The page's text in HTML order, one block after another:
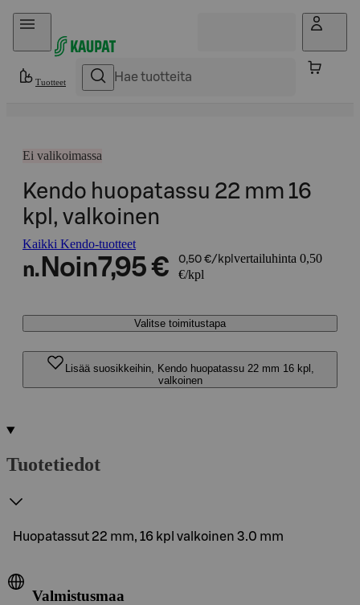
Hyppää sisältöön
Tuotteet
Ei valikoimassa
Kendo huopatassu 22 mm 16
kpl, valkoinen
Kaikki Kendo-tuotteet
n. Noin7,95 € 0,50 €/kpl vertailuhinta 0,50
€/kpl
Valitse toimitustapa
Lisää suosikkeihin, Kendo huopatassu 22 mm 16 kpl,
valkoinen
Tuotetiedot
Huopatassut 22 mm, 16 kpl valkoinen 3.0 mm
Valmistusmaa